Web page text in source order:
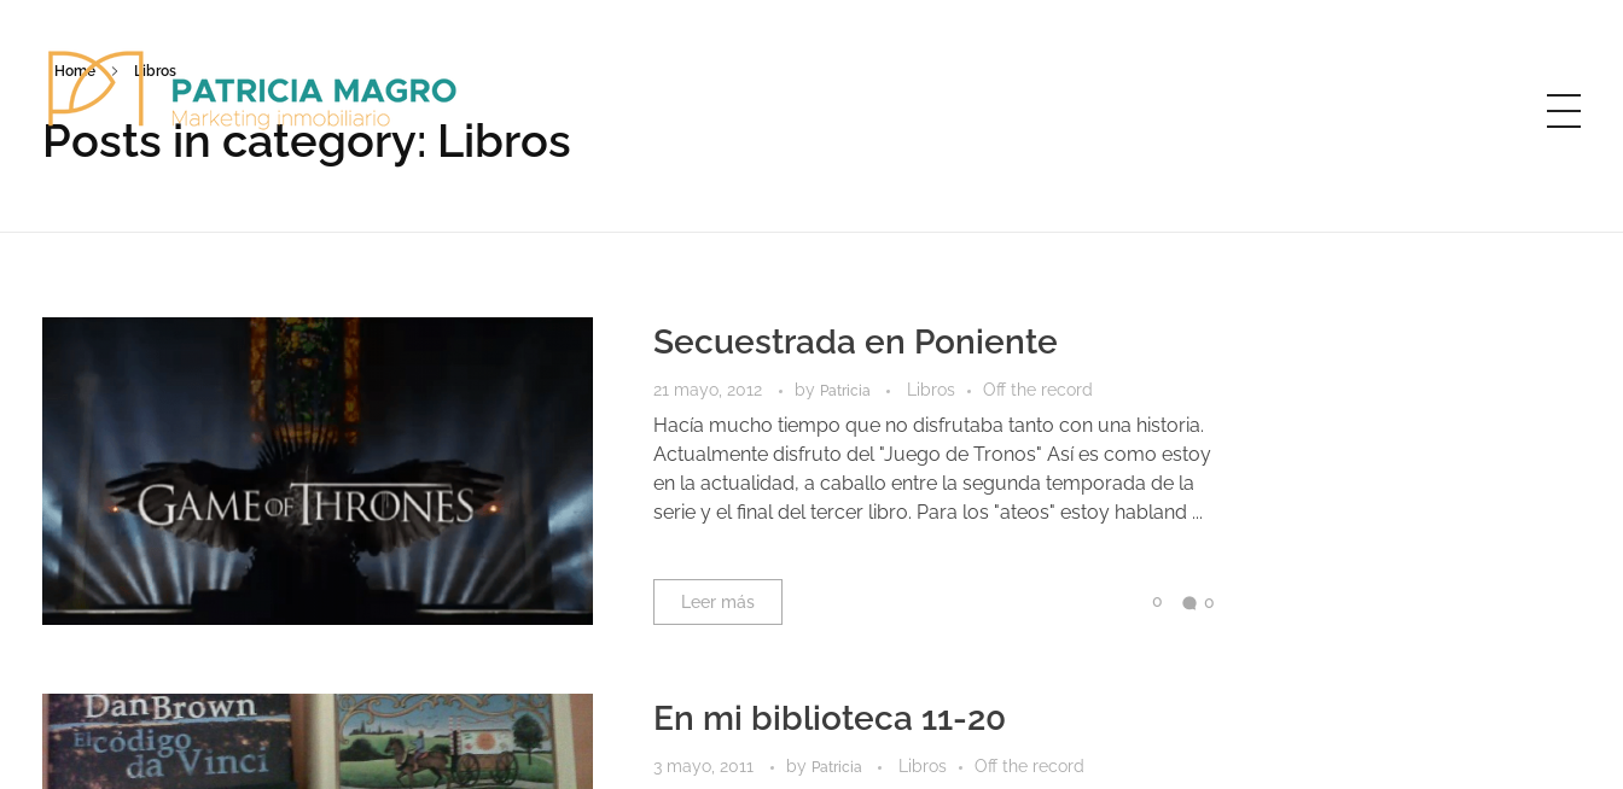
Home Libros
Posts in category: Libros
Secuestrada en Poniente
21 mayo, 2012 by Patricia Libros Off the record
Hacía mucho tiempo que no disfrutaba tanto con una historia.
Actualmente disfruto del "Juego de Tronos" Así es como estoy
en la actualidad, a caballo entre la segunda temporada de la
serie y el final del tercer libro. Para los "ateos" estoy habland ...
Leer más 0 0
En mi biblioteca 11-20
3 mayo, 2011 by Patricia Libros Off the record